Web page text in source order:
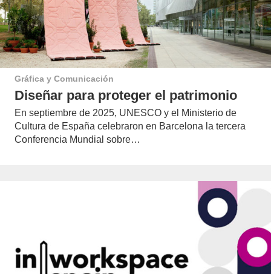
Gráfica y Comunicación
Diseñar para proteger el patrimonio
En septiembre de 2025, UNESCO y el Ministerio de
Cultura de España celebraron en Barcelona la tercera
Conferencia Mundial sobre…